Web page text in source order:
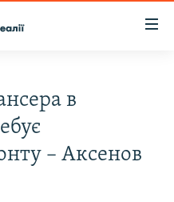
в
– Аксенов